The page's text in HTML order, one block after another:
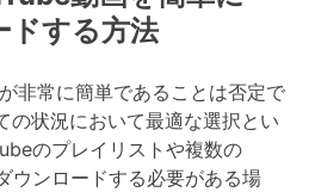
ドする方法
非常に簡単であることは否定で
の状況において最適な選択とい
のプレイリストや複数の
ウンロードする必要がある場